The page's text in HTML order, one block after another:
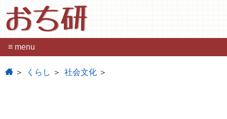
おち研
≡ menu
home くらし 社会文化